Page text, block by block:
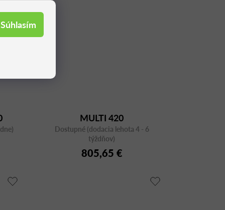
Súhlasím
MULTI 420
Dostupné (dodacia lehota 4 - 6
týždňov)
805,65 €